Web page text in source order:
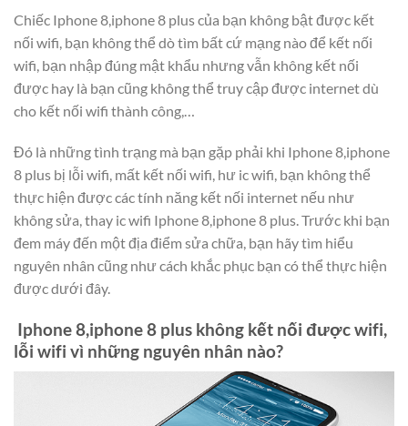
Chiếc Iphone 8,iphone 8 plus của bạn không bật được kết
nối wifi, bạn không thể dò tìm bất cứ mạng nào để kết nối
wifi, bạn nhập đúng mật khẩu nhưng vẫn không kết nối
được hay là bạn cũng không thể truy cập được internet dù
cho kết nối wifi thành công,…
Đó là những tình trạng mà bạn gặp phải khi Iphone 8,iphone
8 plus bị lỗi wifi, mất kết nối wifi, hư ic wifi, bạn không thể
thực hiện được các tính năng kết nối internet nếu như
không sửa, thay ic wifi Iphone 8,iphone 8 plus. Trước khi bạn
đem máy đến một địa điểm sửa chữa, bạn hãy tìm hiểu
nguyên nhân cũng như cách khắc phục bạn có thể thực hiện
được dưới đây.
Iphone 8,iphone 8 plus không kết nối được wifi,
lỗi wifi vì những nguyên nhân nào?